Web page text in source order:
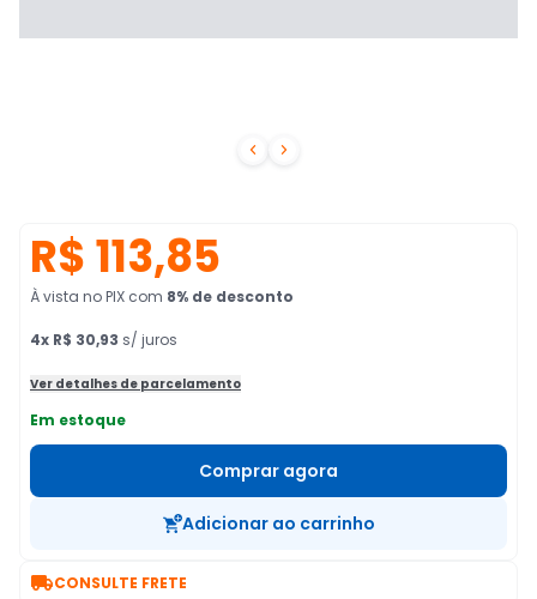
 
R$ 113,85
À vista no PIX com 8% de desconto
4x R$ 30,93 s/ juros
Ver detalhes de parcelamento
Em estoque
Comprar agora
Adicionar ao carrinho
CONSULTE FRETE